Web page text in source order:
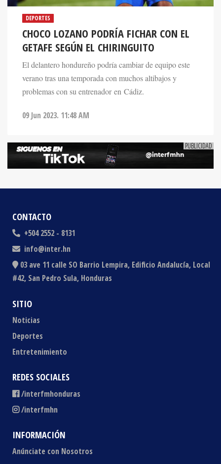
DEPORTES
CHOCO LOZANO PODRÍA FICHAR CON EL
GETAFE SEGÚN EL CHIRINGUITO
El delantero hondureño podría cambiar de equipo este
verano tras una temporada con muchos altibajos y
problemas con su entrenador en Cádiz.
09 Jun 2023. 11:48 AM
CONTACTO
+504 2552 - 8131
info@inter.hn
03 ave 11 calle SO Barrio Lempira, Edificio Andalucía, Local
#42, San Pedro Sula, Honduras
SITIO
Noticias
Deportes
Entretenimiento
REDES SOCIALES
/interfmhonduras
/interfmhn
INFORMACIÓN
Anúnciate con Nosotros